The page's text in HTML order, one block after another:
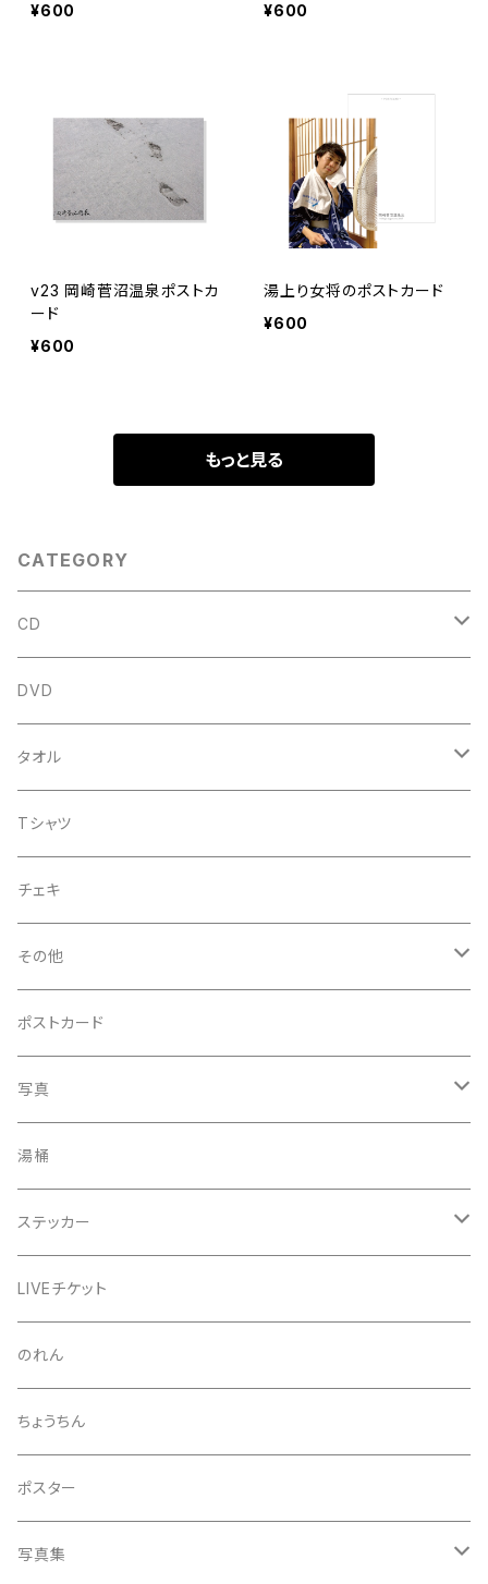
¥600
¥600
v23 岡崎菅沼温泉ポストカ
ード
¥600
湯上り女将のポストカード
¥600
もっと見る
CATEGORY
CD
アルバム
企画CD
シングル
DVD
タオル
菅沼温泉タオル
菅沼エアーかおる
菅沼温泉ハンカチタオル
手ぬぐい
Tシャツ
チェキ
その他
コースター
うちわ
きんちゃく
マッチ
くつ下
お礼ボイス
アクリルスタンド
灰皿
ポストカード
写真
24節気少年
芒種風景
夏至風景
生写真
プロマイド（マルベル堂）
湯桶
ステッカー
24節気少年
毅然湯
スガヌマンチョコシール
A HARD DAY'S NIGHT
with the suganuma's
LIVEチケット
のれん
ちょうちん
ポスター
写真集